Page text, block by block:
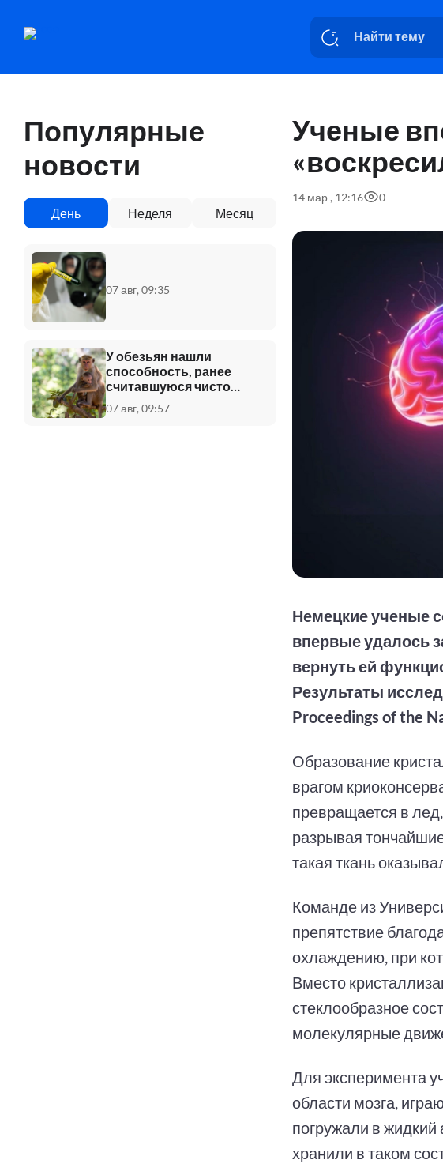
Популярные
новости
День Неделя Месяц
07 авг, 09:35
У обезьян нашли
способность, ранее
считавшуюся чисто
человеческой
07 авг, 09:57
Ученые
14 мар , 12:16 0
Немецкие ученые
впервые удалось
вернуть ей
Результаты
Proceedings of the
Образование
врагом
превращается в
разрывая
такая ткань
Команде из
препятствие
охлаждению, при
Вместо
стеклообразное
молекулярные
Для эксперимента
области мозга,
погружали в жидкий
хранили в таком